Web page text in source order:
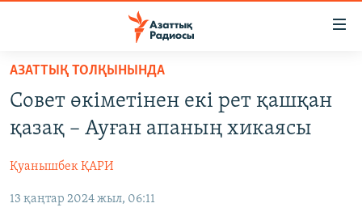
Skip
main
content
to
Navigation
ҚАҢТАР ОҚИҒАСЫ
АДАМ ҚҰҚЫҚТАРЫ
АЗАТТЫҚ ТОЛҚЫНЫНДА
Совет өкіметінен екі рет қашқан
қазақ – Ауған апаның хикаясы
Қуанышбек ҚАРИ
13 қаңтар 2024 жыл, 06:11